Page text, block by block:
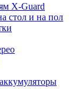
X-Guard
стол и на пол